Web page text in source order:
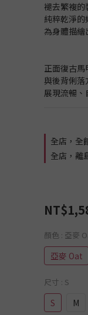
褪去繁複的
純粹乾淨的
為身體描繪
正面復古馬
與後背俐落
展現流暢
全店，全
全店，離
顏色 : 亞麥
亞麥 Oat
尺寸 : S
S M